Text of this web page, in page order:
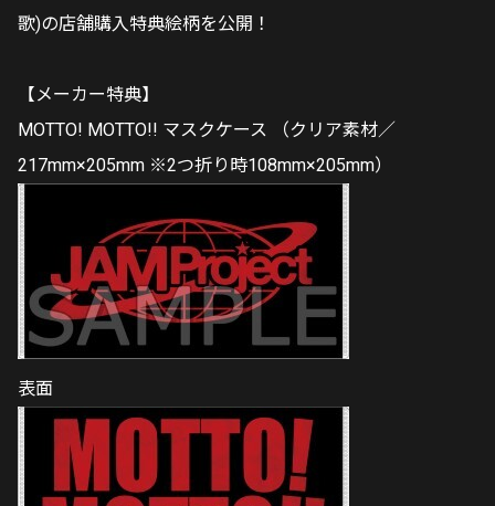
歌)の店舗購入特典絵柄を公開！
【メーカー特典】
MOTTO! MOTTO!! マスクケース （クリア素材／
217mm×205mm ※2つ折り時108mm×205mm）
表面